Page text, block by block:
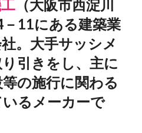
（大阪市西淀川
11にある建築業
。大手サッシメ
引きをし、主に
の施行に関わる
るメーカーで